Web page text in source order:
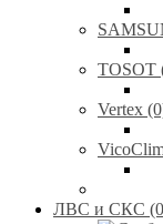
TOSOT
Vertex
ЛВС и СКС